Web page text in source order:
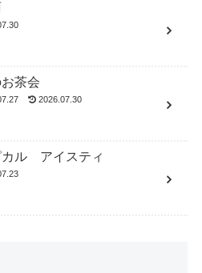
茶会
2026.07.30
カル アイスティ